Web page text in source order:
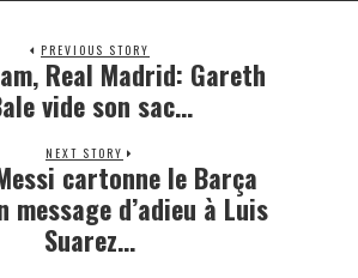
PREVIOUS STORY
Previous
Real Madrid: Gareth
vide son sac…
NEXT STORY
Next
post:
cartonne le Barça
message d’adieu à Luis
Suarez…